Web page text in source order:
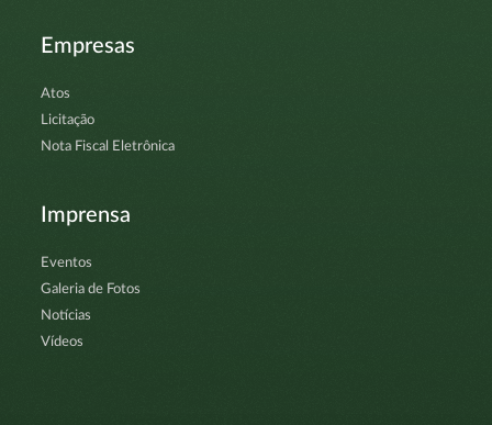
Empresas
Atos
Licitação
Nota Fiscal Eletrônica
Imprensa
Eventos
Galeria de Fotos
Notícias
Vídeos